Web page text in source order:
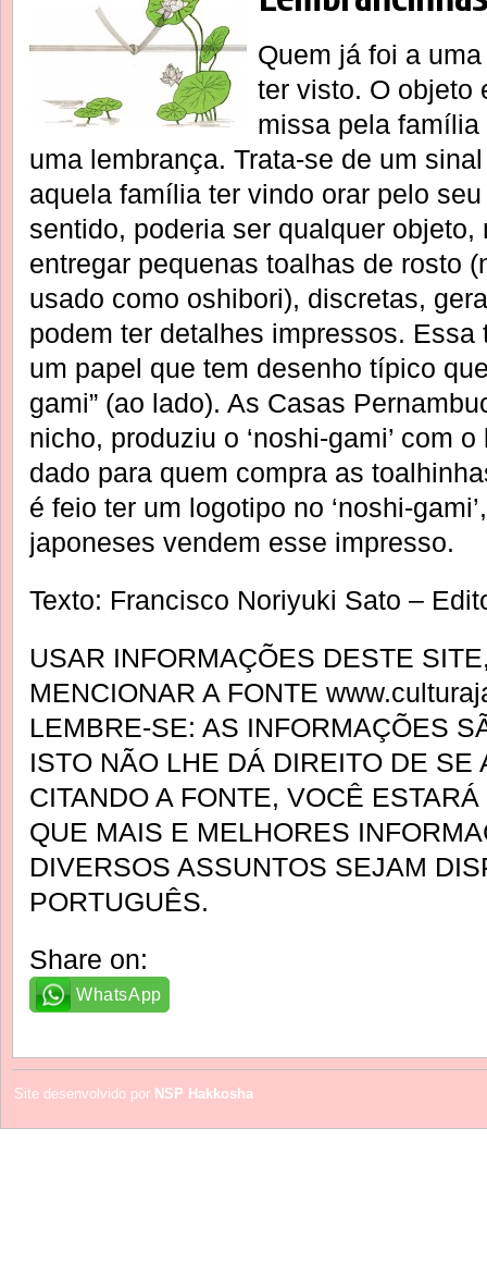
Quem já foi a
ter visto. O objeto
missa pela
uma lembrança. Trata-se de um
aquela família ter vindo orar pelo
sentido, poderia ser qualquer objeto,
entregar pequenas toalhas de rosto
usado como oshibori), discretas,
podem ter detalhes impressos. Essa
um papel que tem desenho típico
gami” (ao lado). As Casas
nicho, produziu o ‘noshi-gami’ com
dado para quem compra as
é feio ter um logotipo no ‘noshi-
japoneses vendem esse impresso.
Texto: Francisco Noriyuki Sato –
USAR INFORMAÇÕES DESTE
MENCIONAR A FONTE
LEMBRE-SE: AS INFORMAÇÕES
ISTO NÃO LHE DÁ DIREITO DE SE
CITANDO A FONTE, VOCÊ
QUE MAIS E MELHORES
DIVERSOS ASSUNTOS SEJAM
PORTUGUÊS.
Share on:
WhatsApp
Site desenvolvido por NSP Hakkosha